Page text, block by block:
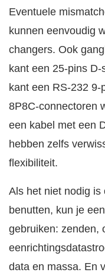
Eventuele
kunnen eenvoudig
changers. Ook
kant een 25-pins
kant een RS-232
8P8C-connectoren
een kabel met een
hebben zelfs
flexibiliteit.
Als het niet nodig is
benutten, kun je
gebruiken: zenden,
data en massa. En